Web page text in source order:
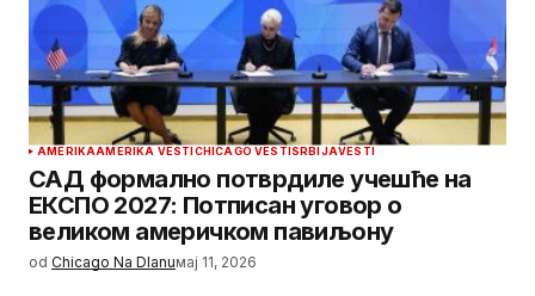
AMERIKAAMERIKA VESTICHICAGO VESTISRBIJAVESTI
САД формално потврдиле учешће на
ЕКСПО 2027: Потписан уговор о
великом америчком павиљону
od Chicago Na Dlanuмај 11, 2026